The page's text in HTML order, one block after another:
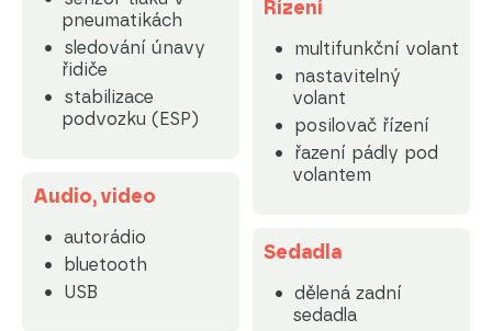
pneumatikách
sledování únavy
řidiče
stabilizace
podvozku (ESP)
Audio, video
autorádio
bluetooth
USB
Řízení
multifunkční volant
nastavitelný
volant
posilovač řízení
řazení pádly pod
volantem
Sedadla
dělená zadní
sedadla